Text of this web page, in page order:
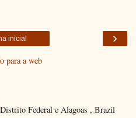
›
inicial
para a web
Federal e Alagoas , Brazil